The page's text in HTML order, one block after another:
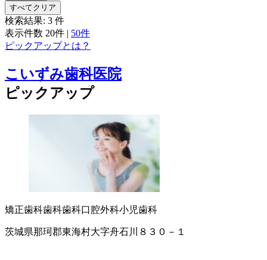
すべてクリア
検索結果: 3 件
表示件数 20件 | 50件
ピックアップとは？
こいずみ歯科医院
ピックアップ
矯正歯科歯科歯科口腔外科小児歯科
茨城県那珂郡東海村大字舟石川８３０－１